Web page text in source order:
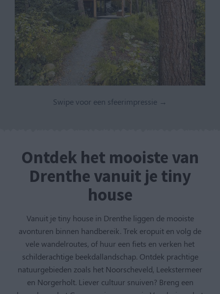
Swipe voor een sfeerimpressie →
Ontdek het mooiste van
Drenthe vanuit je tiny
house
Vanuit je tiny house in Drenthe liggen de mooiste
avonturen binnen handbereik. Trek eropuit en volg de
vele wandelroutes, of huur een fiets en verken het
schilderachtige beekdallandschap. Ontdek prachtige
natuurgebieden zoals het Noorscheveld, Leekstermeer
en Norgerholt. Liever cultuur snuiven? Breng een